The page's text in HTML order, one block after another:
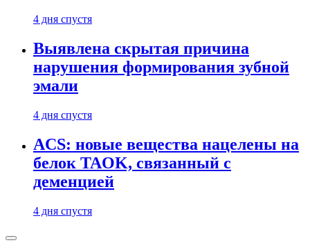
4 дня спустя
Выявлена скрытая причина
нарушения формирования зубной
эмали
4 дня спустя
ACS: новые вещества нацелены на
белок TAOK, связанный с
деменцией
4 дня спустя